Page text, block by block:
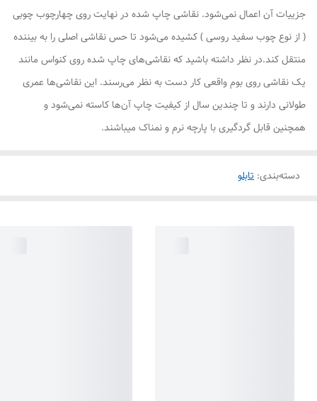
جزییات آن اعمال نمی‌شود. نقاشی چاپ شده در نهایت روی چهارچوب چوبی
( از نوع چوب سفید روسی ) کشیده می‌شود تا حس نقاشی اصلی را به بیننده
منتقل کند.در نظر داشته باشید که نقاشی‌های چاپ شده روی کنواس مانند
یک نقاشی روی بوم واقعی کار دست به نظر می‌رسند. این نقاشی‌ها عمری
طولانی دارند و تا چندین سال از کیفیت چاپ آن‌ها کاسته نمی‌شود و
همچنین قابل گردگیری با پارچه نرم و نمناک میباشند.
دسته‌بندی: تابلو